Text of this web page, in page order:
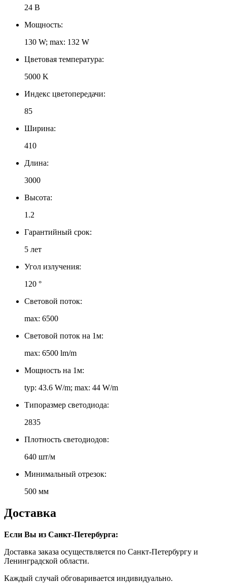
24 В
Мощность:
130 W; max: 132 W
Цветовая температура:
5000 K
Индекс цветопередачи:
85
Ширина:
410
Длина:
3000
Высота:
1.2
Гарантийный срок:
5 лет
Угол излучения:
120 °
Световой поток:
max: 6500
Световой поток на 1м:
max: 6500 lm/m
Мощность на 1м:
typ: 43.6 W/m; max: 44 W/m
Типоразмер светодиода:
2835
Плотность светодиодов:
640 шт/м
Минимальный отрезок:
500 мм
Доставка
Если Вы из Санкт-Петербурга:
Доставка заказа осуществляется по Санкт-Петербургу и
Ленинградской области.
Каждый случай обговаривается индивидуально.